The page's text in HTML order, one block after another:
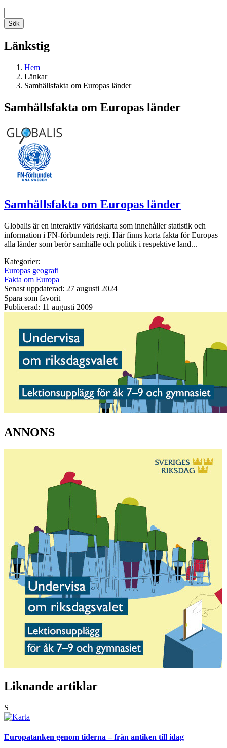
Länkstig
Hem
Länkar
Samhällsfakta om Europas länder
Samhällsfakta om Europas länder
Samhällsfakta om Europas länder
Globalis är en interaktiv världskarta som innehåller statistik och
information i FN-förbundets regi. Här finns korta fakta för Europas
alla länder som berör samhälle och politik i respektive land...
Kategorier:
Europas geografi
Fakta om Europa
Senast uppdaterad: 27 augusti 2024
Spara som favorit
Publicerad: 11 augusti 2009
ANNONS
Liknande artiklar
S
Europatanken genom tiderna – från antiken till idag